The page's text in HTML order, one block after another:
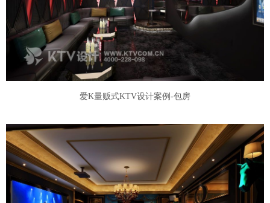
爱K量贩式KTV设计案例-包房